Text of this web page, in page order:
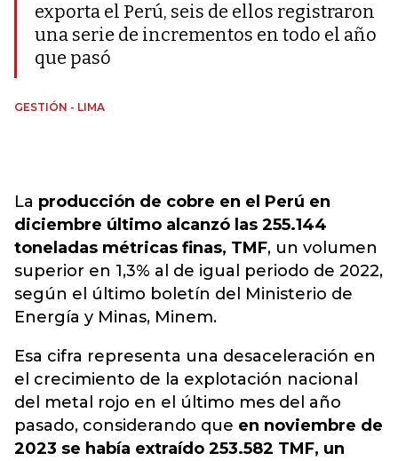
exporta el Perú, seis de ellos registraron
una serie de incrementos en todo el año
que pasó
GESTIÓN - LIMA
La producción de cobre en el Perú en
diciembre último alcanzó las 255.144
toneladas métricas finas, TMF, un volumen
superior en 1,3% al de igual periodo de 2022,
según el último boletín del Ministerio de
Energía y Minas, Minem.
Esa cifra representa una desaceleración en
el crecimiento de la explotación nacional
del metal rojo en el último mes del año
pasado, considerando que en noviembre de
2023 se había extraído 253.582 TMF, un